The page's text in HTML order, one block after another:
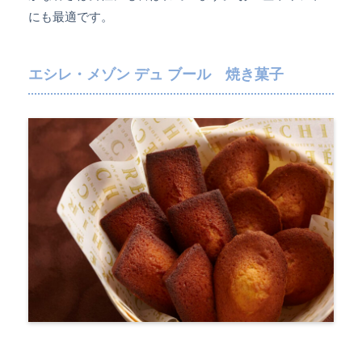
にも最適です。
エシレ・メゾン デュ ブール 焼き菓子